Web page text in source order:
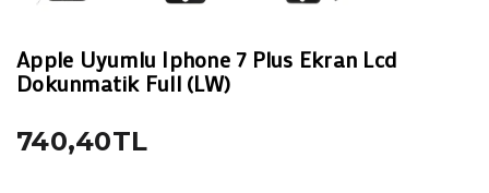
Apple Uyumlu Iphone 7 Plus Ekran Lcd
Dokunmatik Full (LW)
740,40TL